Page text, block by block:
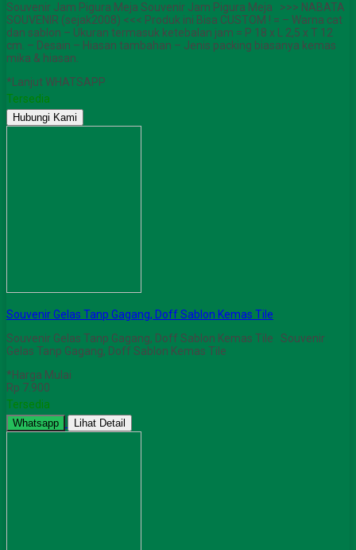
Souvenir Jam Pigura Meja Souvenir Jam Pigura Meja >>> NABATA
SOUVENIR (sejak2008) <<< Produk ini Bisa CUSTOM ! = – Warna cat
dan sablon – Ukuran termasuk ketebalan jam = P 18 x L 2,5 x T 12
cm. – Desain – Hiasan tambahan – Jenis packing biasanya kemas
mika & hiasan.
*Lanjut WHATSAPP
Tersedia
Hubungi Kami
Souvenir Gelas Tanp Gagang, Doff Sablon Kemas Tile
Souvenir Gelas Tanp Gagang, Doff Sablon Kemas Tile Souvenir
Gelas Tanp Gagang, Doff Sablon Kemas Tile
*Harga Mulai
Rp 7.900
Tersedia
Whatsapp Lihat Detail